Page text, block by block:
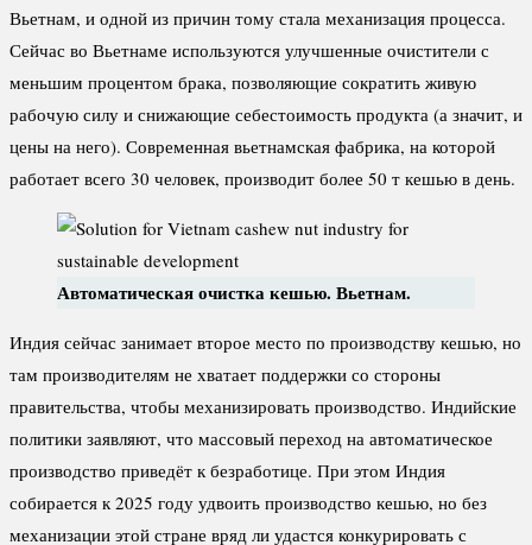
Вьетнам, и одной из причин тому стала механизация процесса.
Сейчас во Вьетнаме используются улучшенные очистители с
меньшим процентом брака, позволяющие сократить живую
рабочую силу и снижающие себестоимость продукта (а значит, и
цены на него). Современная вьетнамская фабрика, на которой
работает всего 30 человек, производит более 50 т кешью в день.
Автоматическая очистка кешью. Вьетнам.
Индия сейчас занимает второе место по производству кешью, но
там производителям не хватает поддержки со стороны
правительства, чтобы механизировать производство. Индийские
политики заявляют, что массовый переход на автоматическое
производство приведёт к безработице. При этом Индия
собирается к 2025 году удвоить производство кешью, но без
механизации этой стране вряд ли удастся конкурировать с